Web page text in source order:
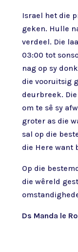
Israel het die
geken. Hulle
verdeel. Die
03:00 tot
nag op sy
die vooruitsig
deurbreek.
om te sê sy
groter as die
sal op die
die Here want
Op die
die wêreld
Ds Manda le